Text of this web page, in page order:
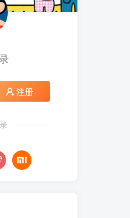
新接码平台，一
120+，号码多的
僵尸防御之战游
轻松日赚
即可获取高额收
发文章项目 一
注册